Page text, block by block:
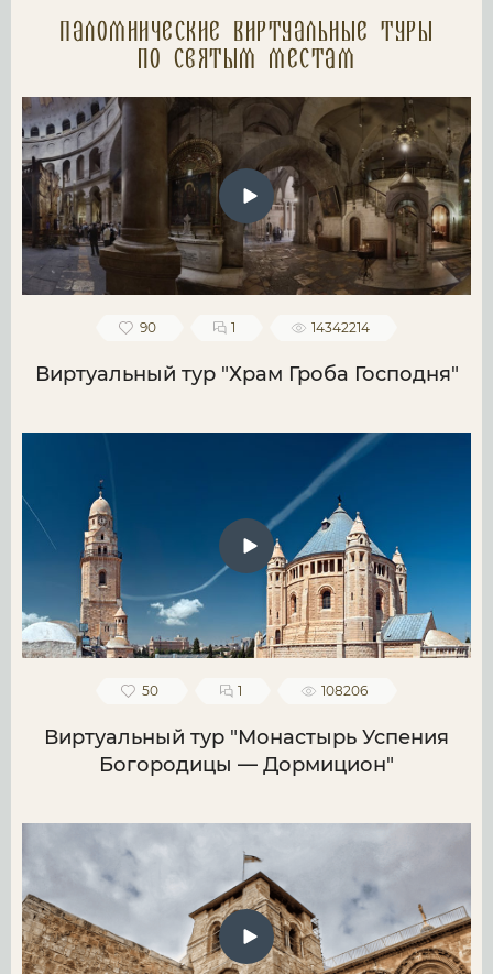
Паломнические Виртуальные туры
по святым местам
90 1 14342214
Виртуальный тур "Храм Гроба Господня"
50 1 108206
Виртуальный тур "Монастырь Успения
Богородицы — Дормицион"